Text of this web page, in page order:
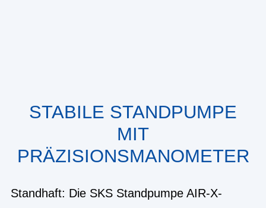
STABILE STANDPUMPE
MIT
PRÄZISIONSMANOMETER
Standhaft: Die SKS Standpumpe AIR-X-